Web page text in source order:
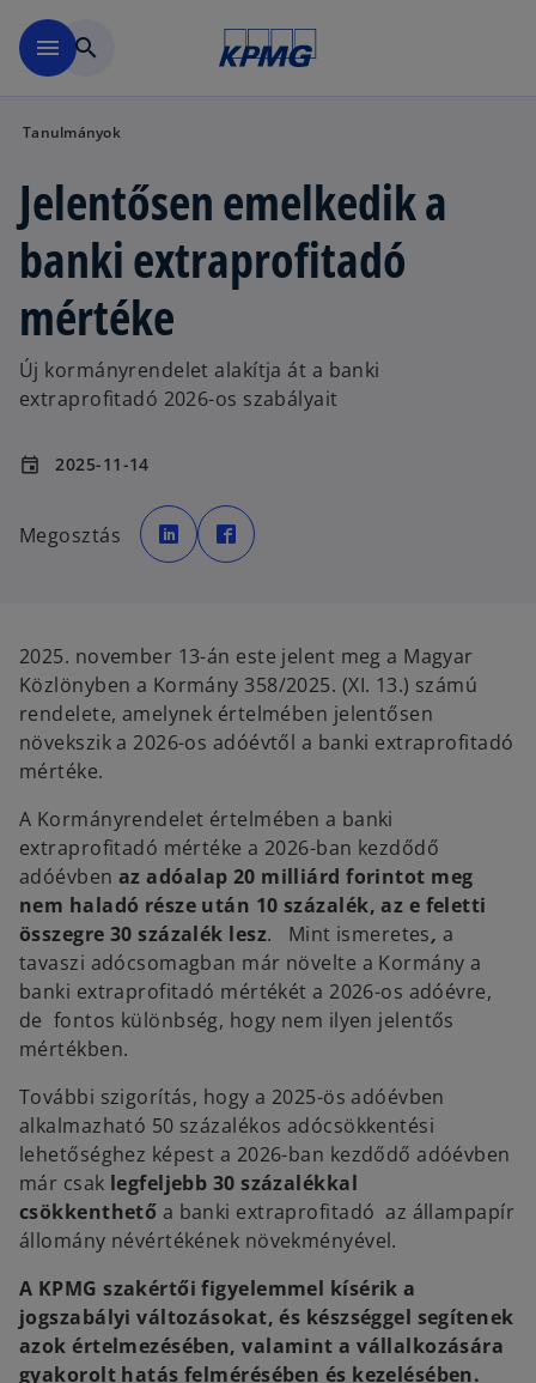
menu search
Tanulmányok
Jelentősen emelkedik a
banki extraprofitadó
mértéke
Új kormányrendelet alakítja át a banki
extraprofitadó 2026-os szabályait
event 2025-11-14
Megosztás
o
p
e
n
w
t
a
b
p
e
w
t
a
b
2025. november 13-án este jelent meg a Magyar
Közlönyben a Kormány 358/2025. (XI. 13.) számú
rendelete, amelynek értelmében jelentősen
növekszik a 2026-os adóévtől a banki extraprofitadó
mértéke.
A Kormányrendelet értelmében a banki
extraprofitadó mértéke a 2026-ban kezdődő
adóévben az adóalap 20 milliárd forintot meg
nem haladó része után 10 százalék, az e feletti
összegre 30 százalék lesz. Mint ismeretes, a
tavaszi adócsomagban már növelte a Kormány a
banki extraprofitadó mértékét a 2026-os adóévre,
de fontos különbség, hogy nem ilyen jelentős
mértékben.
További szigorítás, hogy a 2025-ös adóévben
alkalmazható 50 százalékos adócsökkentési
lehetőséghez képest a 2026-ban kezdődő adóévben
már csak legfeljebb 30 százalékkal
csökkenthető a banki extraprofitadó az állampapír
állomány névértékének növekményével.
A KPMG szakértői figyelemmel kísérik a
jogszabályi változásokat, és készséggel segítenek
azok értelmezésében, valamint a vállalkozására
gyakorolt hatás felmérésében és kezelésében.